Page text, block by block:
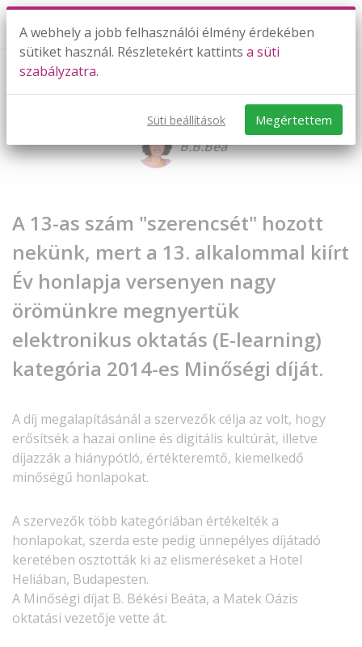
Év honlapja minőségi díjat
kaptunk!
B.B.Bea
A 13-as szám "szerencsét" hozott
nekünk, mert a 13. alkalommal kiírt
Év honlapja versenyen nagy
örömünkre megnyertük
elektronikus oktatás (E-learning)
kategória 2014-es Minőségi díját.
A díj megalapításánál a szervezők célja az volt, hogy
erősítsék a hazai online és digitális kultúrát, illetve
díjazzák a hiánypótló, értékteremtő, kiemelkedő
minőségű honlapokat.
A szervezők több kategóriában értékelték a
honlapokat, szerda este pedig ünnepélyes díjátadó
keretében osztották ki az elismeréseket a Hotel
Heliában, Budapesten.
A Minőségi díjat B. Békési Beáta, a Matek Oázis
oktatási vezetője vette át.
A webhely a jobb felhasználói élmény érdekében
sütiket használ. Részletekért kattints a süti
szabályzatra.
Süti beállítások Megértettem